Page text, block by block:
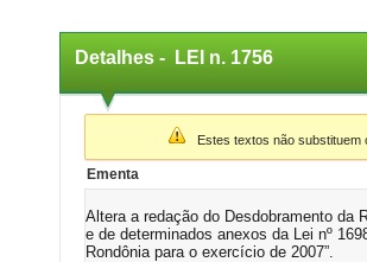
Detalhes - LEI n. 1756
▼
Estes textos não substituem
Ementa
Altera a redação do Desdobramento da
e de determinados anexos da Lei nº
Rondônia para o exercício de 2007”.